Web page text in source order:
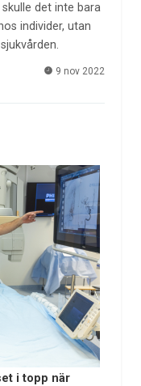
det inte bara
individer, utan
9 nov 2022
i topp när